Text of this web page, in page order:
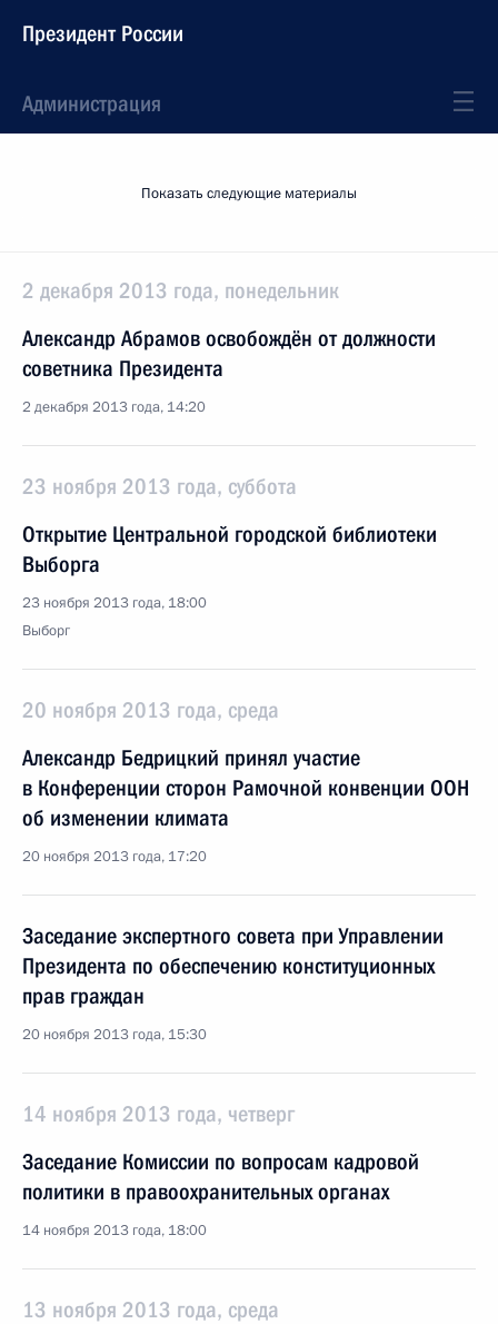
Президент России
Администрация
Показать следующие материалы
2 декабря 2013 года, понедельник
Александр Абрамов освобождён от должности
советника Президента
2 декабря 2013 года, 14:20
23 ноября 2013 года, суббота
Открытие Центральной городской библиотеки
Выборга
23 ноября 2013 года, 18:00
Выборг
20 ноября 2013 года, среда
Александр Бедрицкий принял участие
в Конференции сторон Рамочной конвенции ООН
об изменении климата
20 ноября 2013 года, 17:20
Заседание экспертного совета при Управлении
Президента по обеспечению конституционных
прав граждан
20 ноября 2013 года, 15:30
14 ноября 2013 года, четверг
Заседание Комиссии по вопросам кадровой
политики в правоохранительных органах
14 ноября 2013 года, 18:00
13 ноября 2013 года, среда